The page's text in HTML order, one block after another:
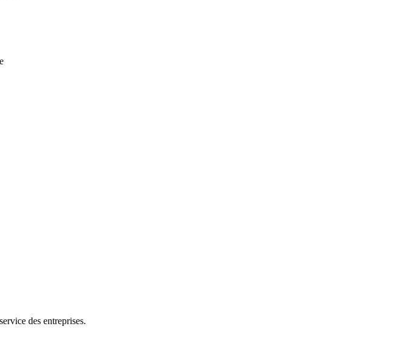
des entreprises.